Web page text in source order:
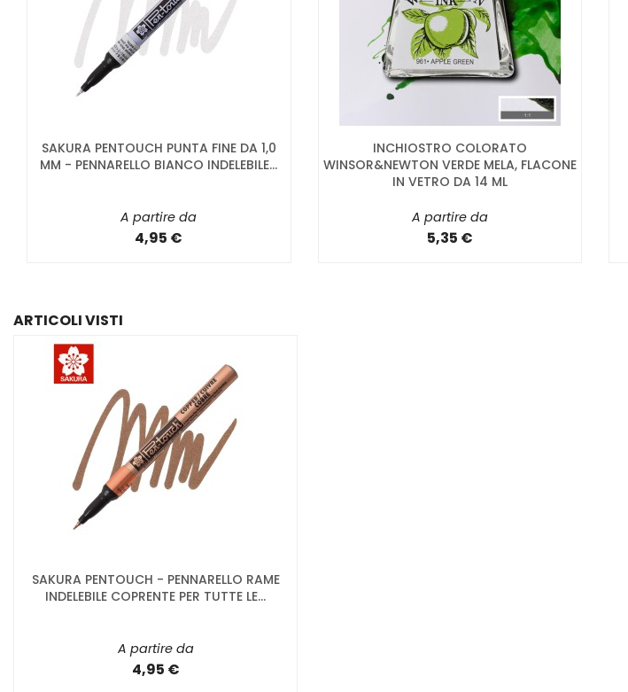
SAKURA PENTOUCH PUNTA FINE DA 1,0
MM - PENNARELLO BIANCO INDELEBILE...
A partire da
4,95 €
INCHIOSTRO COLORATO
WINSOR&NEWTON VERDE MELA, FLACONE
IN VETRO DA 14 ML
A partire da
5,35 €
ARTICOLI VISTI
SAKURA PENTOUCH - PENNARELLO RAME
INDELEBILE COPRENTE PER TUTTE LE...
A partire da
4,95 €